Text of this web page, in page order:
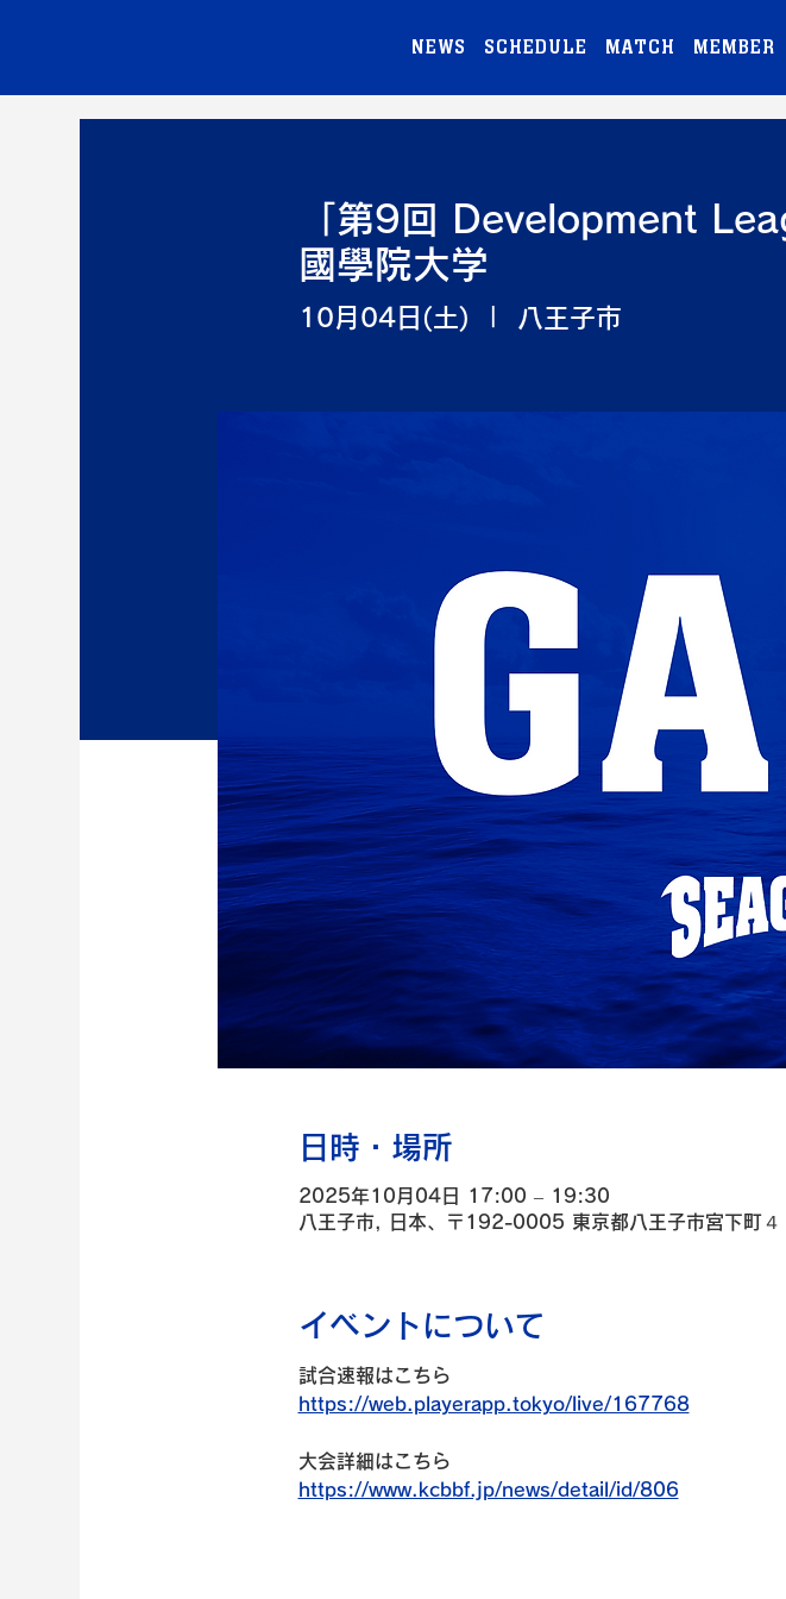
NEWS SCHEDULE MATCH MEMBER
「第9回 Development
國學院大学
10月04日(土) 八王子市
日時・場所
2025年10月04日 17:00 – 19:30
八王子市, 日本、〒192-0005 東京都八王子市宮下町４
イベントについて
試合速報はこちら
https://web.playerapp.tokyo/live/167768
大会詳細はこちら
https://www.kcbbf.jp/news/detail/id/806